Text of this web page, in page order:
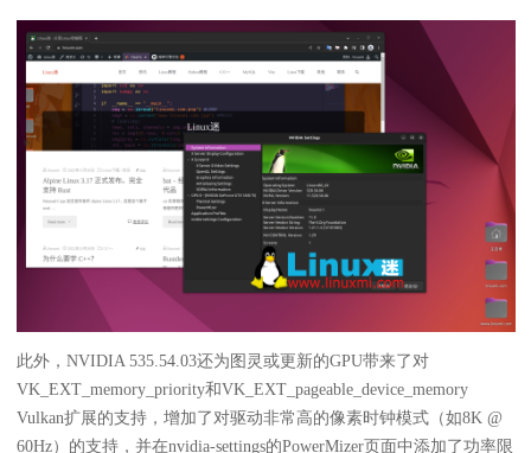
此外，NVIDIA 535.54.03还为图灵或更新的GPU带来了对
VK_EXT_memory_priority和VK_EXT_pageable_device_memory
Vulkan扩展的支持，增加了对驱动非常高的像素时钟模式（如8K @
60Hz）的支持，并在nvidia-settings的PowerMizer页面中添加了功率限